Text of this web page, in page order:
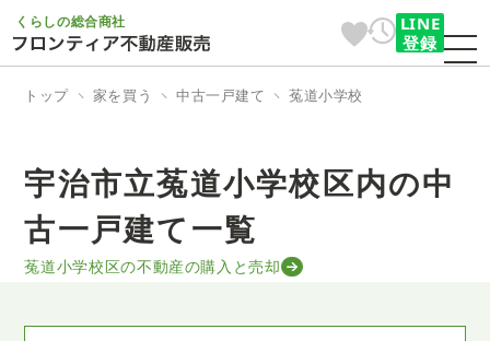
くらしの総合商社
LINE
登録
トップ 家を買う 中古一戸建て 菟道小学校
宇治市立菟道小学校区内の中
古一戸建て一覧
菟道小学校区の不動産の購入と売却